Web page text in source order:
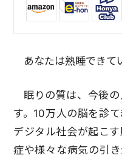
あなたは熟睡できて
眠りの質は、今後
す。10万人の脳を診
デジタル社会が起こ
症や様々な病気の引